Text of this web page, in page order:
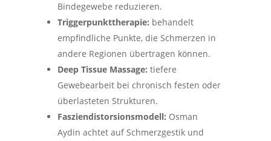
Bindegewebe reduzieren.
Triggerpunkttherapie: behandelt
empfindliche Punkte, die Schmerzen in
andere Regionen übertragen können.
Deep Tissue Massage: tiefere
Gewebearbeit bei chronisch festen oder
überlasteten Strukturen.
Fasziendistorsionsmodell: Osman
Aydin achtet auf Schmerzgestik und